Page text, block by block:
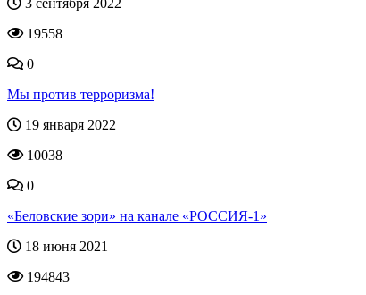
3 сентября 2022
19558
0
Мы против терроризма!
19 января 2022
10038
0
«Беловские зори» на канале «РОССИЯ-1»
18 июня 2021
194843